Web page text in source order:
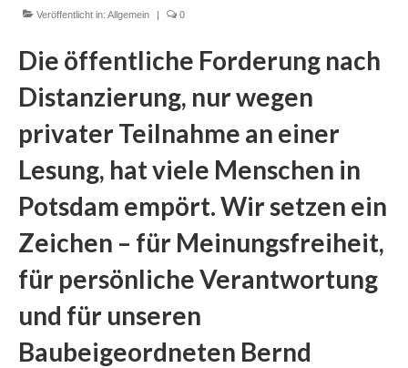
Links
Blog
Kontakt
Veröffentlicht in: Allgemein | 0
Die öffentliche Forderung nach
Distanzierung, nur wegen
privater Teilnahme an einer
Lesung, hat viele Menschen in
Potsdam empört. Wir setzen ein
Zeichen – für Meinungsfreiheit,
für persönliche Verantwortung
und für unseren
Baubeigeordneten Bernd